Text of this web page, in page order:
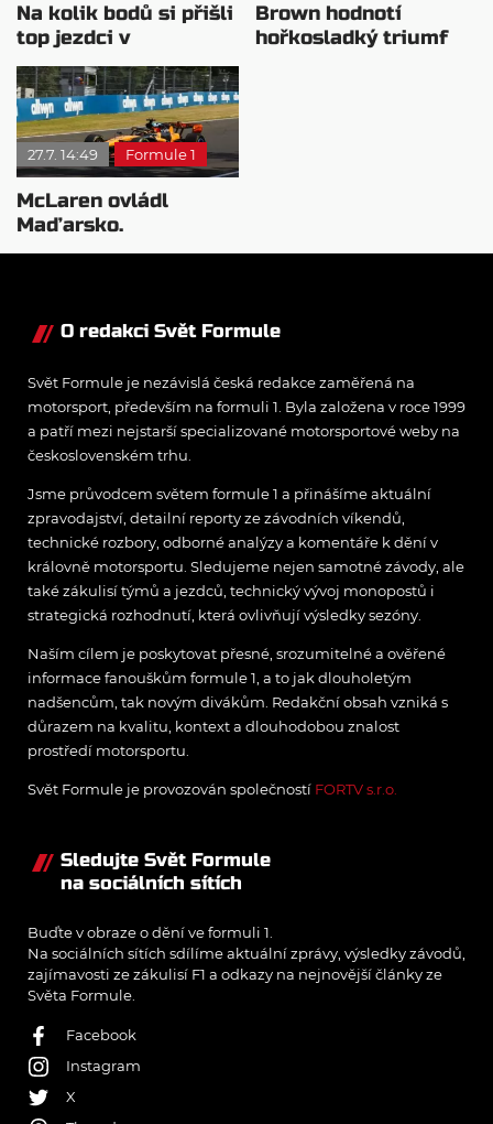
Na kolik bodů si přišli
top jezdci v
posledních 4
závodech?
Brown hodnotí
hořkosladký triumf
27.7. 14:49 Formule 1
McLaren ovládl
Maďarsko.
Verstappen v šoku a
O redakci Svět Formule
Svět Formule je nezávislá česká redakce zaměřená na
motorsport, především na formuli 1. Byla založena v roce 1999
a patří mezi nejstarší specializované motorsportové weby na
československém trhu.
Jsme průvodcem světem formule 1 a přinášíme aktuální
zpravodajství, detailní reporty ze závodních víkendů,
technické rozbory, odborné analýzy a komentáře k dění v
královně motorsportu. Sledujeme nejen samotné závody, ale
také zákulisí týmů a jezdců, technický vývoj monopostů i
strategická rozhodnutí, která ovlivňují výsledky sezóny.
Naším cílem je poskytovat přesné, srozumitelné a ověřené
informace fanouškům formule 1, a to jak dlouholetým
nadšencům, tak novým divákům. Redakční obsah vzniká s
důrazem na kvalitu, kontext a dlouhodobou znalost
prostředí motorsportu.
Svět Formule je provozován společností FORTV s.r.o.
Sledujte Svět Formule
na sociálních sítích
Buďte v obraze o dění ve formuli 1.
Na sociálních sítích sdílíme aktuální zprávy, výsledky závodů,
zajímavosti ze zákulisí F1 a odkazy na nejnovější články ze
Světa Formule.
Facebook
Instagram
X